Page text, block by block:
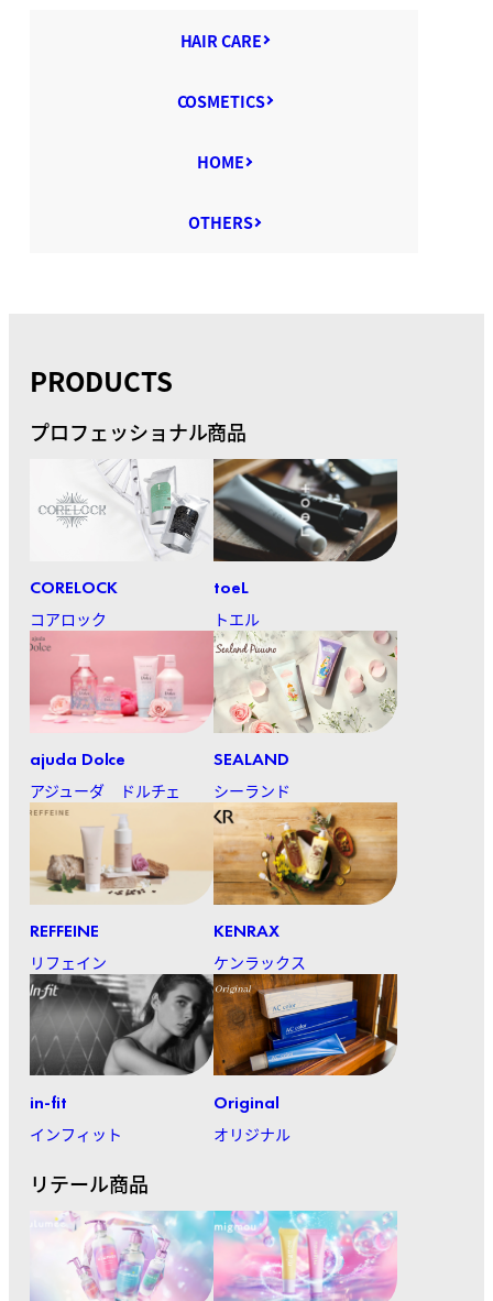
HAIR CARE
COSMETICS
HOME
OTHERS
PRODUCTS
プロフェッショナル商品
CORELOCK
コアロック
toeL
トエル
ajuda Dolce
アジューダ ドルチェ
SEALAND
シーランド
REFFEINE
リフェイン
KENRAX
ケンラックス
in-fit
インフィット
Original
オリジナル
リテール商品